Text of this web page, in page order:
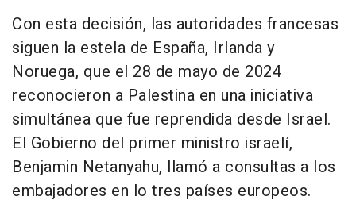
Con esta decisión, las autoridades francesas
siguen la estela de España, Irlanda y
Noruega, que el 28 de mayo de 2024
reconocieron a Palestina en una iniciativa
simultánea que fue reprendida desde Israel.
El Gobierno del primer ministro israelí,
Benjamin Netanyahu, llamó a consultas a los
embajadores en lo tres países europeos.